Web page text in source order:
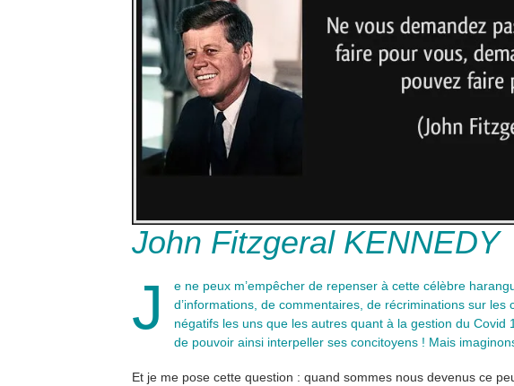
John Fitzgeral KENNEDY
J
e ne peux m’empêcher de repenser à cette célèbre
d’informations, de commentaires, de récriminations sur
négatifs les uns que les autres quant à la gestion du
de pouvoir ainsi interpeller ses concitoyens ! Mais
Et je me pose cette question : quand sommes nous devenus ce